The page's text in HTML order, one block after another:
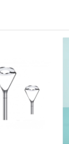
cũng